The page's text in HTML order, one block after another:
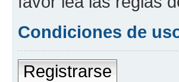
Condiciones de
Registrarse